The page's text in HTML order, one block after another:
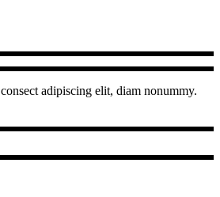
adipiscing elit, diam nonummy.